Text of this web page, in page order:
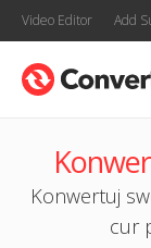
Video Editor Add
Konwertuj
cur